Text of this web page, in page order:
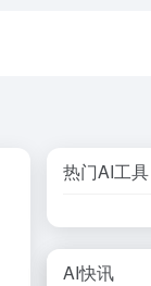
热门AI工具
AI快讯